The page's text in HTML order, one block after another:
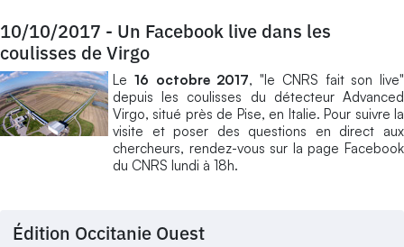
10/10/2017 - Un Facebook live dans les
coulisses de Virgo
Le 16 octobre 2017, "le CNRS fait son live"
depuis les coulisses du détecteur Advanced
Virgo, situé près de Pise, en Italie. Pour suivre la
visite et poser des questions en direct aux
chercheurs, rendez-vous sur la page Facebook
du CNRS lundi à 18h.
Édition Occitanie Ouest